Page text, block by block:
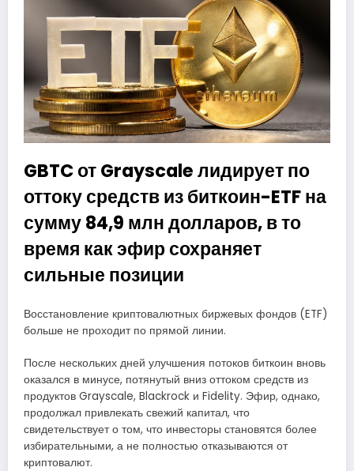
GBTC от Grayscale лидирует по
оттоку средств из биткоин-ETF на
сумму 84,9 млн долларов, в то
время как эфир сохраняет
сильные позиции
Восстановление криптовалютных биржевых фондов (ETF)
больше не проходит по прямой линии.
После нескольких дней улучшения потоков биткоин вновь
оказался в минусе, потянутый вниз оттоком средств из
продуктов Grayscale, Blackrock и Fidelity. Эфир, однако,
продолжал привлекать свежий капитал, что
свидетельствует о том, что инвесторы становятся более
избирательными, а не полностью отказываются от
криптовалют.